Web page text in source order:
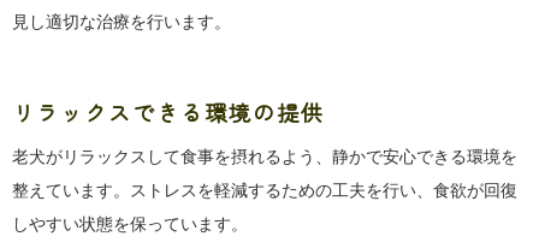
見し適切な治療を行います。
リラックスできる環境の提供
老犬がリラックスして食事を摂れるよう、静かで安心できる環境を
整えています。ストレスを軽減するための工夫を行い、食欲が回復
しやすい状態を保っています。